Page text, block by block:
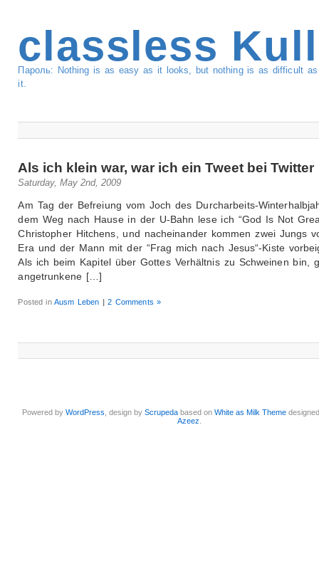
classless
Пароль: Nothing is as easy as it looks, but nothing is as difficult
it.
Als ich klein war, war ich ein Tweet bei Twitter
Saturday, May 2nd, 2009
Am Tag der Befreiung vom Joch des Durcharbeits-
dem Weg nach Hause in der U-Bahn lese ich “God Is Not
Christopher Hitchens, und nacheinander kommen zwei Jungs
Era und der Mann mit der “Frag mich nach Jesus“-Kiste
Als ich beim Kapitel über Gottes Verhältnis zu Schweinen bin,
angetrunkene […]
Posted inAusm Leben | 2 Comments »
Powered byWordPress , design byScrupeda based onWhite as Milk Theme
Azeez